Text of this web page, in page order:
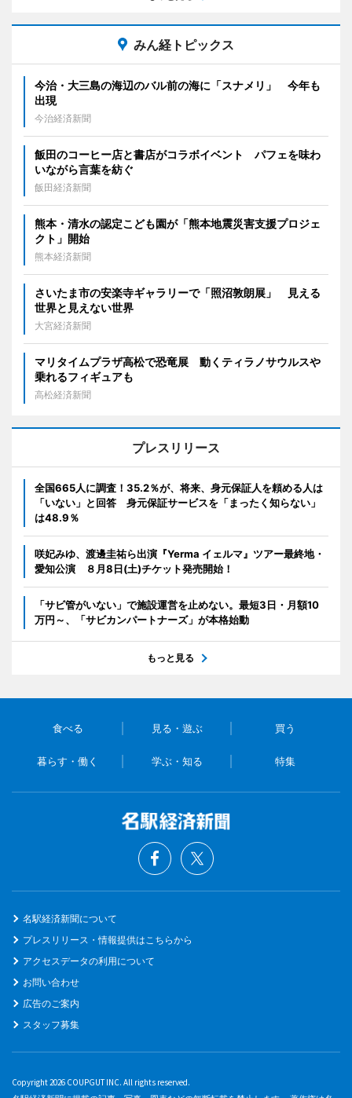
みん経トピックス
今治・大三島の海辺のバル前の海に「スナメリ」 今年も
出現
今治経済新聞
飯田のコーヒー店と書店がコラボイベント パフェを味わ
いながら言葉を紡ぐ
飯田経済新聞
熊本・清水の認定こども園が「熊本地震災害支援プロジェ
クト」開始
熊本経済新聞
さいたま市の安楽寺ギャラリーで「照沼敦朗展」 見える
世界と見えない世界
大宮経済新聞
マリタイムプラザ高松で恐竜展 動くティラノサウルスや
乗れるフィギュアも
高松経済新聞
プレスリリース
全国665人に調査！35.2％が、将来、身元保証人を頼める人は
「いない」と回答 身元保証サービスを「まったく知らない」
は48.9％
咲妃みゆ、渡邊圭祐ら出演『Yerma イェルマ』ツアー最終地・
愛知公演 ８月8日(土)チケット発売開始！
「サビ管がいない」で施設運営を止めない。最短3日・月額10
万円～、「サビカンパートナーズ」が本格始動
もっと見る
食べる 見る・遊ぶ 買う
暮らす・働く 学ぶ・知る 特集
名駅経済新聞について
プレスリリース・情報提供はこちらから
アクセスデータの利用について
お問い合わせ
広告のご案内
スタッフ募集
Copyright 2026 COUPGUT INC. All rights reserved.